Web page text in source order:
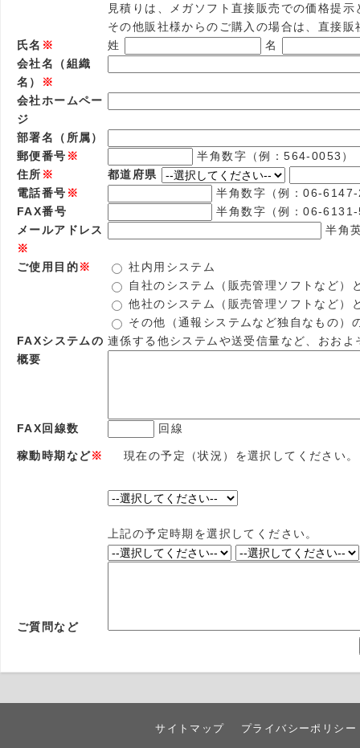
見積りは、メガソフト直接販売での価格提示
その他販社様からのご購入の場合は、直接
氏名 ※ 姓
名
会社名（組織
名）
※
会社ホームペー
ジ
部署名（所属）
郵便番号 ※
半角数字（例：564-0053）
住所 ※
都道府県
電話番号 ※
半角数字（例：06-
FAX番号
半角数字（例：06-
メールアドレス
※
半角
ご使用目的※
社内用システム
自社のシステム（販売管理ソフトなど）
他社のシステム（販売管理ソフトなど）
その他（通報システムなど独自なもの）
FAXシステムの
概要
連係する他システムや送受信量など、おお
FAX回線数 回線
稼動時期など※ 現在の予定（状況）を選択してください。
上記の予定時期を選択してください。
ご質問など
サイトマップ プライバシーポリシー